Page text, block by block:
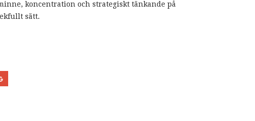
koncentration och strategiskt tänkande på
sätt.